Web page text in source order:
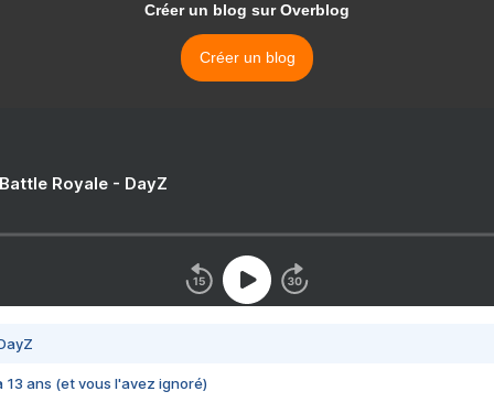
Créer un blog sur Overblog
Créer un blog
Royale - DayZ
13 ans (et vous l'avez ignoré)